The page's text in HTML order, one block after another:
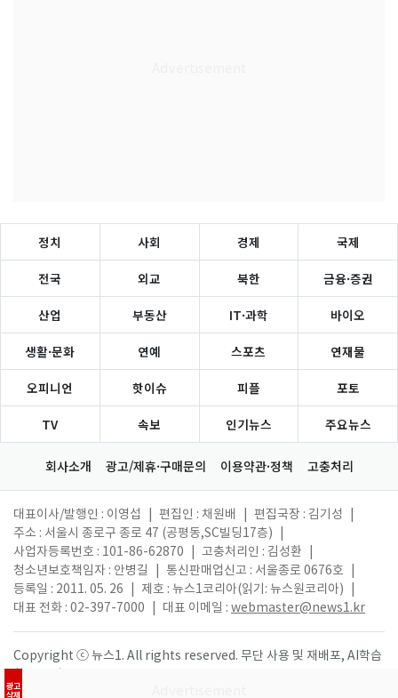
광고
삭제
정치 사회 경제 국제
전국 외교 북한 금융·증권
산업 부동산 IT·과학 바이오
생활·문화 연예 스포츠 연재물
오피니언 핫이슈 피플 포토
TV 속보 인기뉴스 주요뉴스
회사소개 광고/제휴·구매문의 이용약관·정책 고충처리
대표이사/발행인 : 이영섭 편집인 : 채원배 편집국장 : 김기성
주소 : 서울시 종로구 종로 47 (공평동,SC빌딩17층)
사업자등록번호 : 101-86-62870
고충처리인 : 김성환
청소년보호책임자 : 안병길
통신판매업신고 : 서울종로 0676호
등록일 : 2011. 05. 26
제호 : 뉴스1코리아(읽기: 뉴스원코리아)
대표 전화 : 02-397-7000
대표 이메일 : webmaster@news1.kr
Copyright ⓒ 뉴스1. All rights reserved. 무단 사용 및 재배포, AI학습
활용 금지.